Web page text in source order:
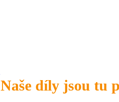
Naše díly jsou tu